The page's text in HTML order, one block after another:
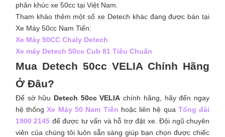
phân khúc xe 50cc tại Việt Nam.
Tham khảo thêm một số xe Detech khác đang được bán tại
Xe Máy 50cc Nam Tiến:
Xe Máy 50CC Chaly Detech
Xe máy Detech 50cc Cub 81 Tiêu Chuẩn
Mua Detech 50cc VELIA Chính Hãng
Ở Đâu?
Để sở hữu Detech 50cc VELIA chính hãng, hãy đến ngay
hệ thốngXe Máy 50 Nam Tiến hoặc liên hệ qua Tổng đài
1900 2145 để được tư vấn và hỗ trợ đặt xe. Đội ngũ chuyên
viên của chúng tôi luôn sẵn sàng giúp bạn chọn được chiếc